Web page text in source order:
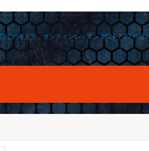
での考え方」オンラインレッスン 2024-7-27-